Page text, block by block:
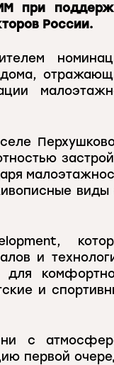
при
России.
виды
и
для
и
с
первой